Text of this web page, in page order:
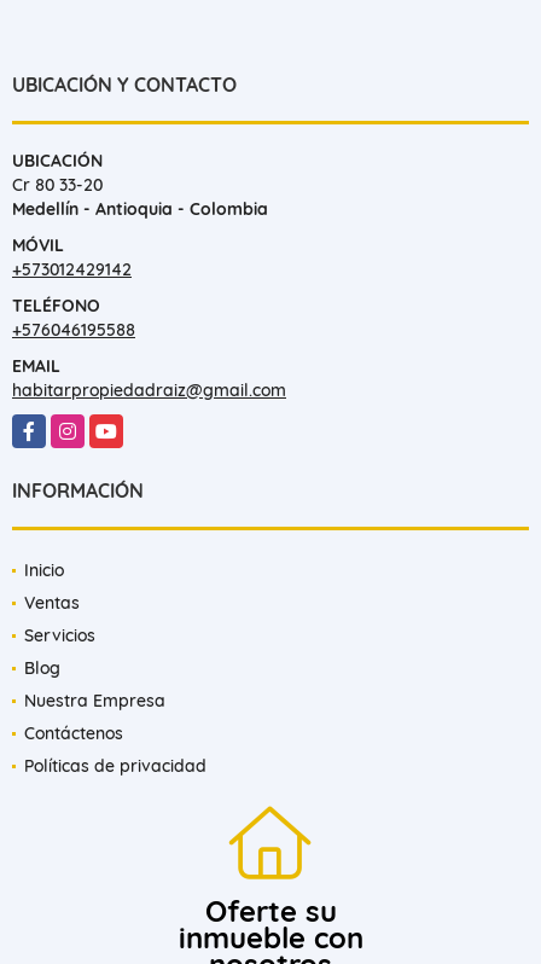
UBICACIÓN Y CONTACTO
UBICACIÓN
Cr 80 33-20
Medellín - Antioquia - Colombia
MÓVIL
+573012429142
TELÉFONO
+576046195588
EMAIL
habitarpropiedadraiz@gmail.com
FacebookInstagram
YouTube
INFORMACIÓN
Inicio
Ventas
Servicios
Blog
Nuestra Empresa
Contáctenos
Políticas de privacidad
Oferte su
inmueble con